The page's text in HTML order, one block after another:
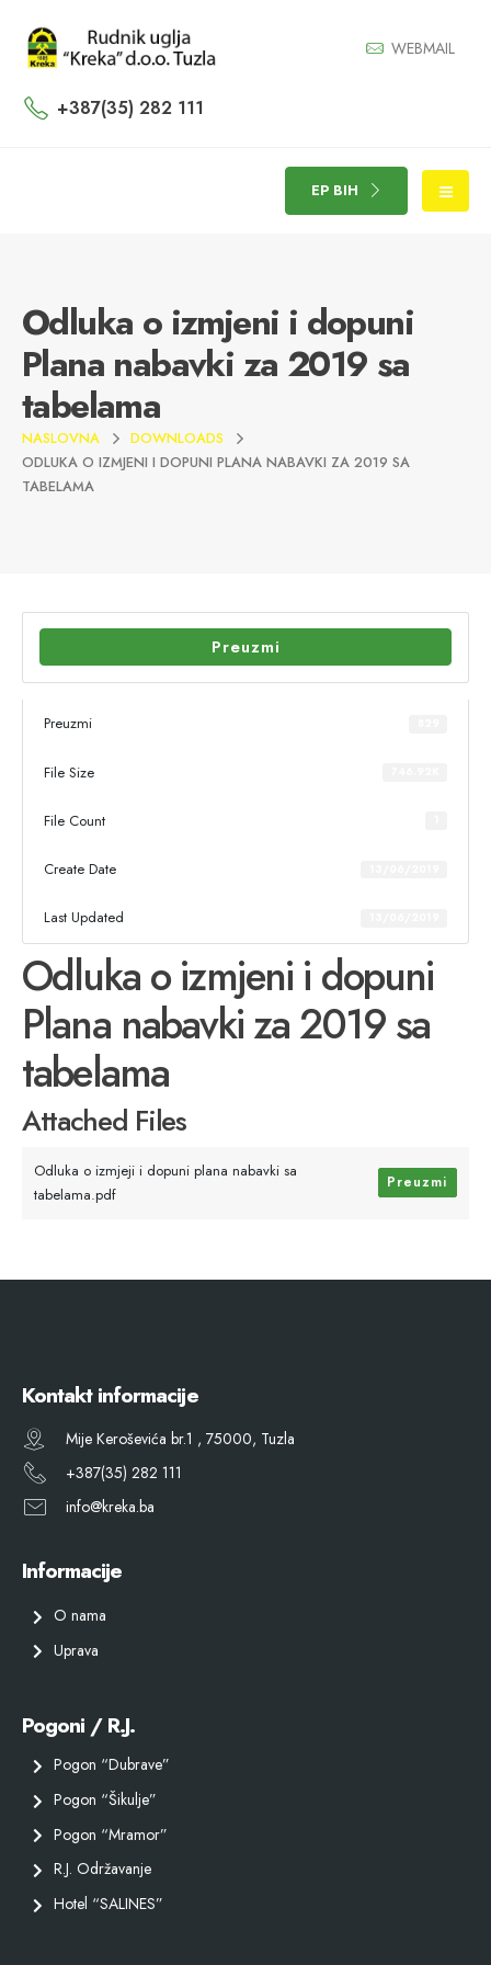
WEBMAIL
+387(35) 282 111
EP BIH
Odluka o izmjeni i dopuni
Plana nabavki za 2019 sa
tabelama
NASLOVNA
DOWNLOADS
ODLUKA O IZMJENI I DOPUNI PLANA NABAVKI ZA 2019 SA
TABELAMA
Preuzmi
Preuzmi
File Size
File Count
Create Date
Last Updated
Odluka o izmjeni i dopuni
Plana nabavki za 2019 sa
tabelama
Attached Files
Odluka o izmjeji i dopuni plana nabavki sa
tabelama.pdf
Preuzmi
Kontakt informacije
Mije Keroševića br.1 , 75000, Tuzla
+387(35) 282 111
info@kreka.ba
Informacije
O nama
Uprava
Pogoni / R.J.
Pogon “Dubrave”
Pogon “Šikulje”
Pogon “Mramor”
R.J. Održavanje
Hotel “SALINES”